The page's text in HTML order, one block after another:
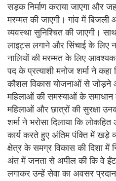
सड़क निर्माण कराया जाएगा और
मरम्मत की जाएगी। गांव में
व्यवस्था सुनिश्चित की जाएगी।
लाइट्स लगाने और सिंचाई के लिए नई
नालियों की मरम्मत के लिए
पद के प्रत्याशी मनोज शर्मा ने
कौशल विकास योजनाओं से जोड़ने
महिलाओं की समस्याओं के समाधान
महिलाओं और छात्रों की सुरक्षा
शर्मा ने भरोसा दिलाया कि
कार्य करते हुए अंतिम पंक्ति में खड़े
क्षेत्र के समग्र विकास की दिशा में
अंत में जनता से अपील की कि वे ईंट
लगाकर उन्हें सेवा का अवसर